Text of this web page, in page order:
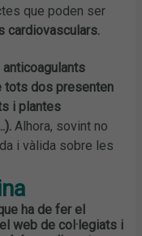
que poden ser
cardiovasculars.
tots dos presenten
i plantes
Alhora, sovint no
i vàlida sobre les
ha de fer el
web de col·legiats i